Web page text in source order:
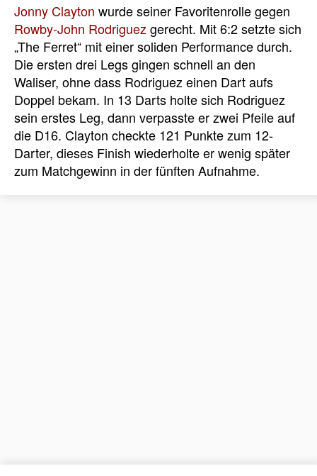
Jonny Clayton wurde seiner Favoritenrolle gegen
Rowby-John Rodriguez gerecht. Mit 6:2 setzte sich
„The Ferret“ mit einer soliden Performance durch.
Die ersten drei Legs gingen schnell an den
Waliser, ohne dass Rodriguez einen Dart aufs
Doppel bekam. In 13 Darts holte sich Rodriguez
sein erstes Leg, dann verpasste er zwei Pfeile auf
die D16. Clayton checkte 121 Punkte zum 12-
Darter, dieses Finish wiederholte er wenig später
zum Matchgewinn in der fünften Aufnahme.